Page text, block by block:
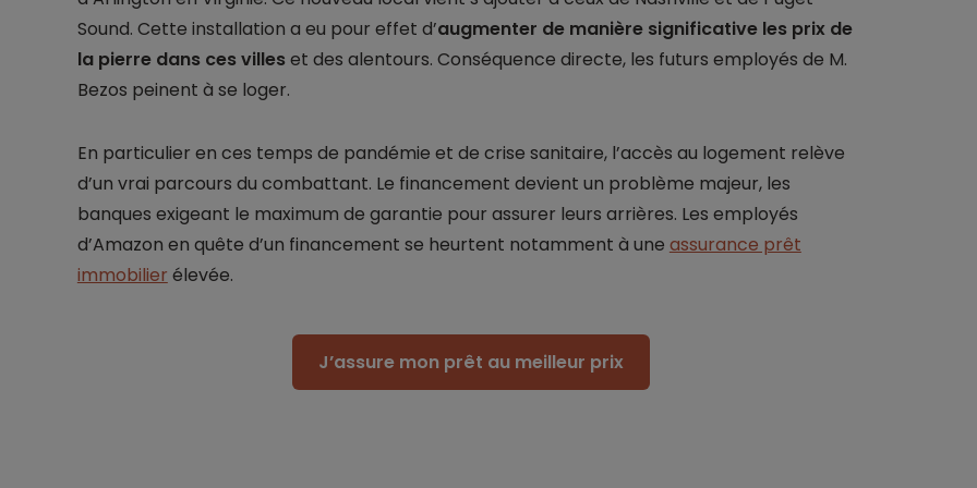
Sound. Cette installation a eu pour effet d’augmenter de manière significative les prix de
la pierre dans ces villeset des alentours. Conséquence directe, les futurs employés de M.
Bezos peinent à se loger.
En particulier en ces temps de pandémie et de crise sanitaire, l’accès au logement relève
d’un vrai parcours du combattant. Le financement devient un problème majeur, les
banques exigeant le maximum de garantie pour assurer leurs arrières. Les employés
d’Amazon en quête d’un financement se heurtent notamment à une assurance prêt
immobilier élevée.
J’assure mon prêt au meilleur prix